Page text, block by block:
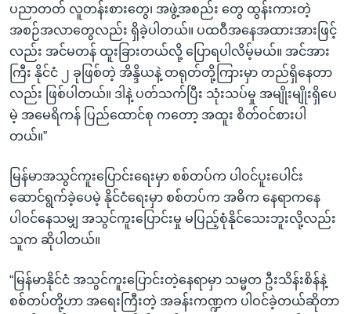
ပညာတတ် လူတန်းစားတွေ၊ အဖွဲ့အစည်း တွေ ထွန်းကားတဲ့
အစဉ်အလာတွေလည်း ရှိခဲ့ပါတယ်။ ပထဝီအနေအထားအားဖြင့်
လည်း အင်မတန် ထူးခြားတယ်လို့ ပြောရပါလိမ့်မယ်။ အင်အား
ကြီး နိုင်ငံ ၂ ခုဖြစ်တဲ့ အိန္ဒိယနဲ့ တရုတ်တို့ကြားမှာ တည်ရှိနေတာ
လည်း ဖြစ်ပါတယ်။ ဒါနဲ့ ပတ်သက်ပြီး သုံးသပ်မှု အမျိုးမျိုးရှိပေ
မဲ့ အမေရိကန် ပြည်ထောင်စု ကတော့ အထူး စိတ်ဝင်စားပါ
တယ်။”
မြန်မာအသွင်ကူးပြောင်းရေးမှာ စစ်တပ်က ပါဝင်ပူးပေါင်း
ဆောင်ရွက်ခဲ့ပေမဲ့ နိုင်ငံရေးမှာ စစ်တပ်က အဓိက နေရာကနေ
ပါဝင်နေသမျှ အသွင်ကူးပြောင်းမှု မပြည့်စုံနိုင်သေးဘူးလို့လည်း
သူက ဆိုပါတယ်။
“မြန်မာနိုင်ငံ အသွင်ကူးပြောင်းတဲ့နေရာမှာ သမ္မတ ဦးသိန်းစိန်နဲ့
စစ်တပ်တို့ဟာ အရေးကြီးတဲ့ အခန်းကဏ္ဍက ပါဝင်ခဲ့တယ်ဆိုတာ